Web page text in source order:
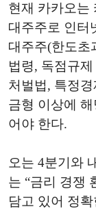
현재 카카오는
대주주로 인터
대주주(한도초
법령, 독점규
처벌법, 특정
금형 이상에
어야 한다.
오는 4분기와
는 “금리 경쟁
담고 있어 정